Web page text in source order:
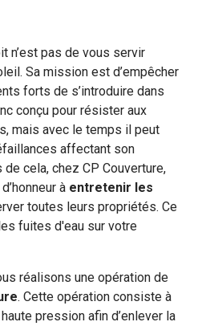
n’est pas de vous servir
Sa mission est d’empêcher
forts de s’introduire dans
conçu pour résister aux
mais avec le temps il peut
affectant son
cela, chez CP Couverture,
à entretenir les
toutes leurs propriétés. Ce
fuites d'eau sur votre
réalisons une opération de
. Cette opération consiste à
pression afin d’enlever la